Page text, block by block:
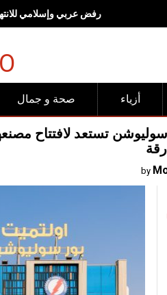
رفض عربي وإسلامي
صحة و جمال أزياء
تستعد لافتتاح مصنعها